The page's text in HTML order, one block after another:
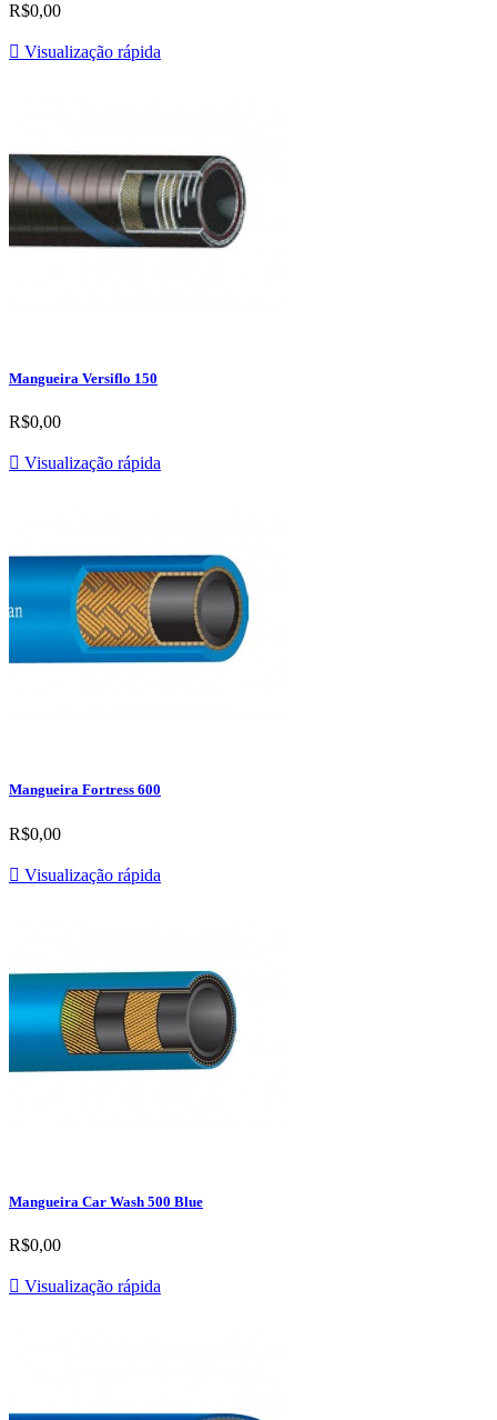
R$0,00
 Visualização rápida
Mangueira Versiflo 150
R$0,00
 Visualização rápida
Mangueira Fortress 600
R$0,00
 Visualização rápida
Mangueira Car Wash 500 Blue
R$0,00
 Visualização rápida